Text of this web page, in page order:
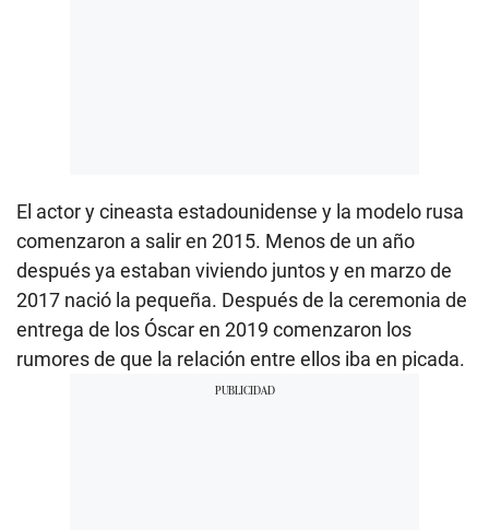
El actor y cineasta estadounidense y la modelo rusa
comenzaron a salir en 2015. Menos de un año
después ya estaban viviendo juntos y en marzo de
2017 nació la pequeña. Después de la ceremonia de
entrega de los Óscar en 2019 comenzaron los
rumores de que la relación entre ellos iba en picada.